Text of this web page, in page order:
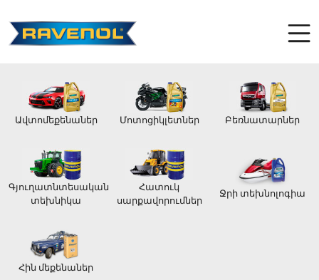
Ավտոմեքենաներ Մոտոցիկլետներ Բեռնատարներ
Գյուղատնտեսական
տեխնիկա
Հատուկ
սարքավորումներ
Ջրի տեխնոլոգիա
Հին մեքենաներ